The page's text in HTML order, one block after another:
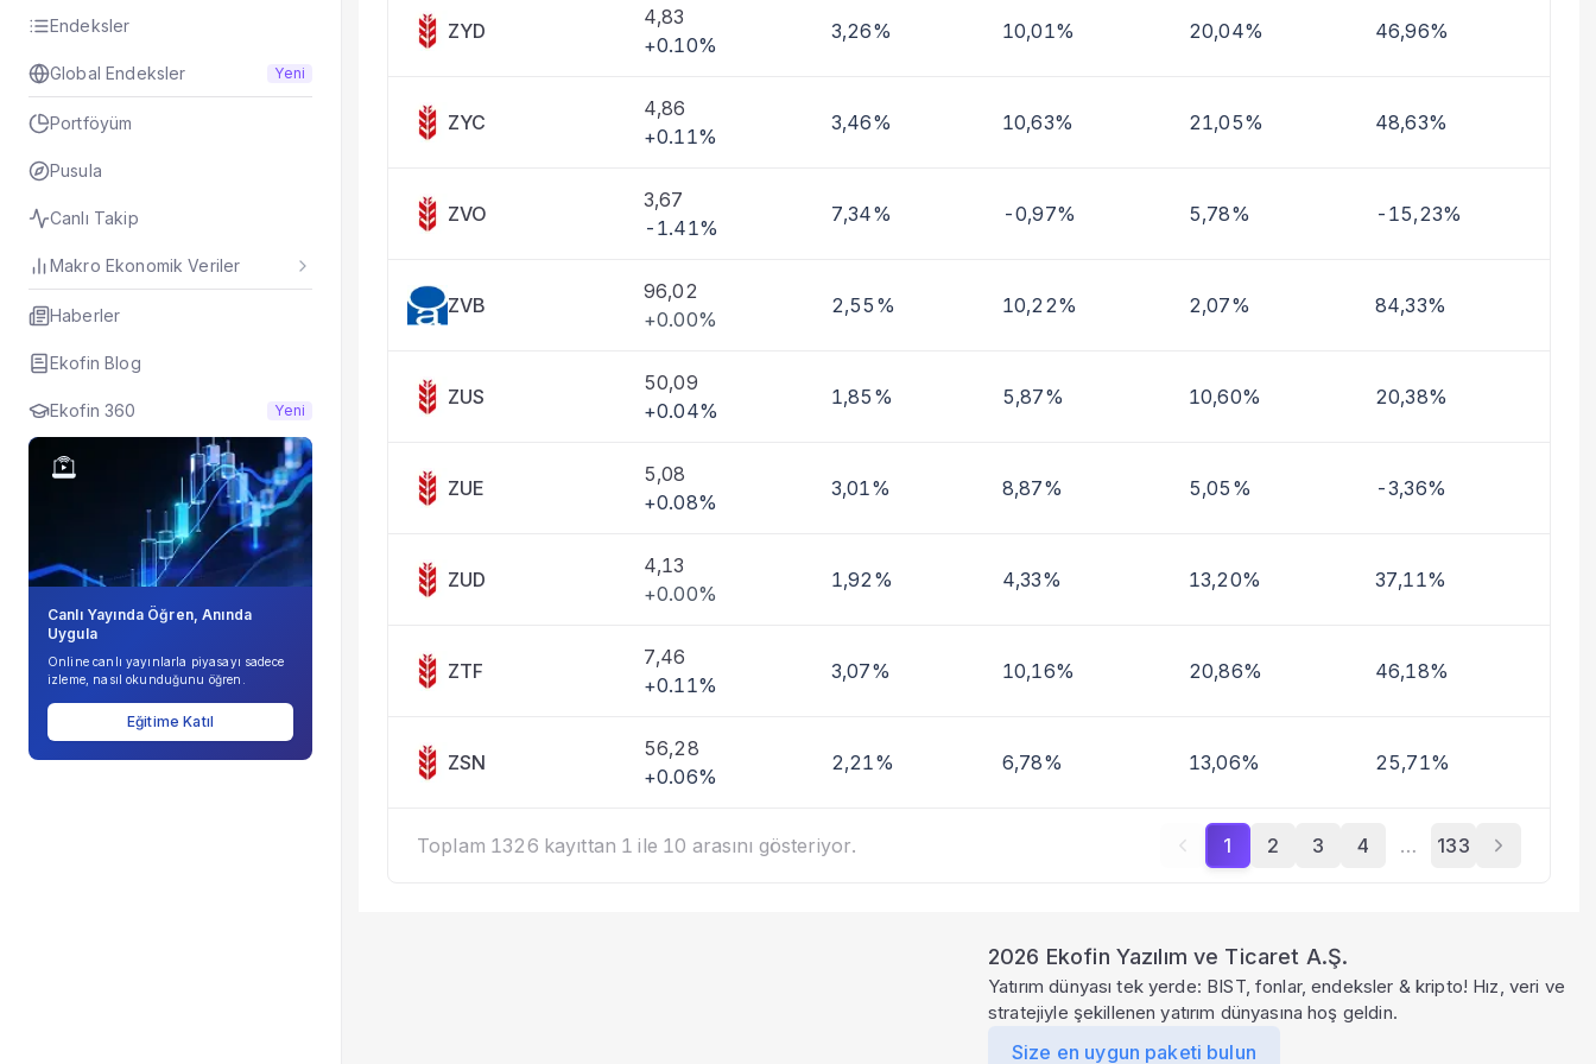
Endeksler
Global Endeksler Yeni
Portföyüm
Pusula
Canlı Takip
Makro Ekonomik Veriler
Haberler
Ekofin Blog
Ekofin 360 Yeni
Canlı Yayında Öğren, Anında
Uygula
Online canlı yayınlarla piyasayı sadece
izleme, nasıl okunduğunu öğren.
Eğitime Katıl
Taşınan Fonlar
Fiyat Endeks Değişimi
ZYD
4,83
+0.10%
3,26% 10,01% 20,04% 46,96%
ZYC
4,86
+0.11%
3,46% 10,63% 21,05% 48,63%
ZVO
3,67
-1.41%
7,34% -0,97% 5,78% -15,23%
ZVB
96,02
+0.00%
2,55% 10,22% 2,07% 84,33%
ZUS
50,09
+0.04%
1,85% 5,87% 10,60% 20,38%
ZUE
5,08
+0.08%
3,01% 8,87% 5,05% -3,36%
ZUD
4,13
+0.00%
1,92% 4,33% 13,20% 37,11%
ZTF
7,46
+0.11%
3,07% 10,16% 20,86% 46,18%
ZSN
56,28
+0.06%
2,21% 6,78% 13,06% 25,71%
Toplam 1326 kayıttan 1 ile 10 arasını gösteriyor. 1 2 3 4 … 133
2026 Ekofin Yazılım ve Ticaret A.Ş.
Yatırım dünyası tek yerde: BIST, fonlar, endeksler & kripto! Hız, veri ve
stratejiyle şekillenen yatırım dünyasına hoş geldin.
Size en uygun paketi bulun